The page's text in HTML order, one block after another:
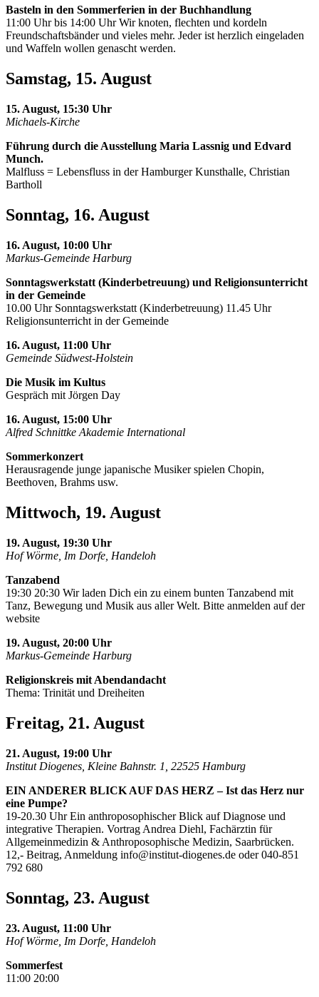
Basteln in den Sommerferien in der Buchhandlung
11:00 Uhr bis 14:00 Uhr Wir knoten, flechten und kordeln
Freundschaftsbänder und vieles mehr. Jeder ist herzlich eingeladen
und Waffeln wollen genascht werden.
Samstag, 15. August
15. August, 15:30 Uhr
Michaels-Kirche
Führung durch die Ausstellung Maria Lassnig und Edvard
Munch.
Malfluss = Lebensfluss in der Hamburger Kunsthalle, Christian
Bartholl
Sonntag, 16. August
16. August, 10:00 Uhr
Markus-Gemeinde Harburg
Sonntagswerkstatt (Kinderbetreuung) und Religionsunterricht
in der Gemeinde
10.00 Uhr Sonntagswerkstatt (Kinderbetreuung) 11.45 Uhr
Religionsunterricht in der Gemeinde
16. August, 11:00 Uhr
Gemeinde Südwest-Holstein
Die Musik im Kultus
Gespräch mit Jörgen Day
16. August, 15:00 Uhr
Alfred Schnittke Akademie International
Sommerkonzert
Herausragende junge japanische Musiker spielen Chopin,
Beethoven, Brahms usw.
Mittwoch, 19. August
19. August, 19:30 Uhr
Hof Wörme, Im Dorfe, Handeloh
Tanzabend
19:30 20:30 Wir laden Dich ein zu einem bunten Tanzabend mit
Tanz, Bewegung und Musik aus aller Welt. Bitte anmelden auf der
website
19. August, 20:00 Uhr
Markus-Gemeinde Harburg
Religionskreis mit Abendandacht
Thema: Trinität und Dreiheiten
Freitag, 21. August
21. August, 19:00 Uhr
Institut Diogenes, Kleine Bahnstr. 1, 22525 Hamburg
EIN ANDERER BLICK AUF DAS HERZ – Ist das Herz nur
eine Pumpe?
19-20.30 Uhr Ein anthroposophischer Blick auf Diagnose und
integrative Therapien. Vortrag Andrea Diehl, Fachärztin für
Allgemeinmedizin & Anthroposophische Medizin, Saarbrücken.
12,- Beitrag, Anmeldung info@institut-diogenes.de oder 040-851
792 680
Sonntag, 23. August
23. August, 11:00 Uhr
Hof Wörme, Im Dorfe, Handeloh
Sommerfest
11:00 20:00